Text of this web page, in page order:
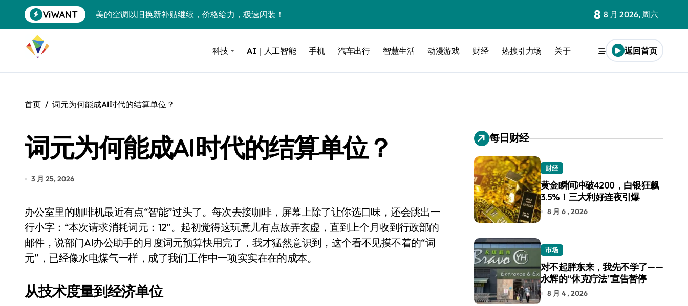
到
ViWANT
美的空调以旧换新补贴继续，价格给力，极速闪装！
黄金瞬间冲破4200，白银狂飙3.5%！三大利好连夜引爆
特斯拉中国卖第五，丰田一季净赚两个比亚迪——中国车企该醒醒了
Xbox七月大崩盘：裁员3200、卖工作室、网络瘫了，微软这次真急了
《我的世界》登陆Switch 2：画质大跃进，但鼠标操控才是真·杀手锏？
谷歌DeepMind创始人辞去CEO，但继续“垂帘听政”？
召回X9、合作大众遇冷、高端梦碎：小鹏的“多事之夏”
比Model 3便宜？不，比Model 3有面儿——试驾雷克萨斯ES 500e
550亿美金！沙特把EA买了，但背了200亿的债
别再用汽车USB给MacBook充电了！老司机教你3招真·快充
8 8 月 2026, 周六
科技 AI｜人工智能 手机 汽车出行 智慧生活 动漫游戏 财经 热搜引力场 关于 返回首页
首页 词元为何能成AI时代的结算单位？
词元为何能成AI时代的结算单位？
3 月 25, 2026
办公室里的咖啡机最近有点“智能”过头了。每次去接咖啡，屏幕上除了让你选口味，还会跳出一
行小字：“本次请求消耗词元：12”。起初觉得这玩意儿有点故弄玄虚，直到上个月收到行政部的
邮件，说部门AI办公助手的月度词元预算快用完了，我才猛然意识到，这个看不见摸不着的“词
元”，已经像水电煤气一样，成了我们工作中一项实实在在的成本。
从技术度量到经济单位
每日财经
财经
黄金瞬间冲破4200，白银狂飙
3.5%！三大利好连夜引爆
8 月 6 , 2026
市场
对不起胖东来，我先不学了——
永辉的“休克疗法”宣告暂停
8 月 4 , 2026